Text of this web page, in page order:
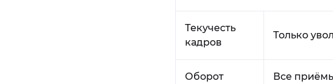
Текучесть
кадров
Только
Оборот
Все